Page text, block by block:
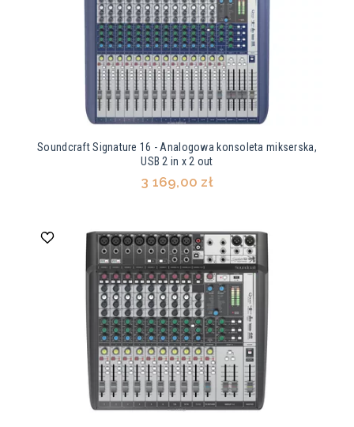
Soundcraft Signature 16 - Analogowa konsoleta mikserska,
USB 2 in x 2 out
3 169,00 zł